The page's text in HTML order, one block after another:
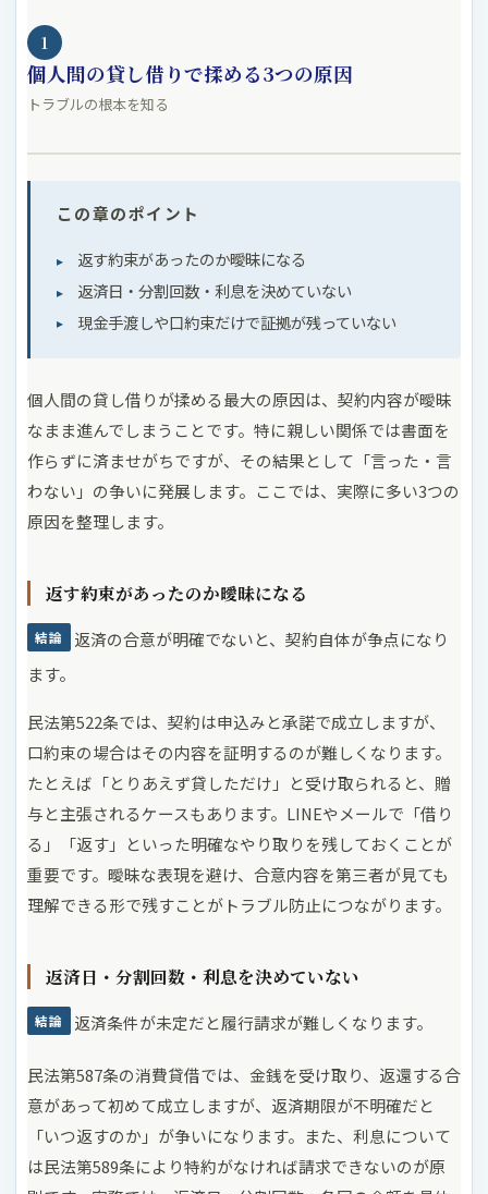
1
個人間の貸し借りで揉める3つの原因
トラブルの根本を知る
この章のポイント
返す約束があったのか曖昧になる
返済日・分割回数・利息を決めていない
現金手渡しや口約束だけで証拠が残っていない
個人間の貸し借りが揉める最大の原因は、契約内容が曖昧
なまま進んでしまうことです。特に親しい関係では書面を
作らずに済ませがちですが、その結果として「言った・言
わない」の争いに発展します。ここでは、実際に多い3つの
原因を整理します。
返す約束があったのか曖昧になる
結論
返済の合意が明確でないと、契約自体が争点になり
ます。
民法第522条では、契約は申込みと承諾で成立しますが、
口約束の場合はその内容を証明するのが難しくなります。
たとえば「とりあえず貸しただけ」と受け取られると、贈
与と主張されるケースもあります。LINEやメールで「借り
る」「返す」といった明確なやり取りを残しておくことが
重要です。曖昧な表現を避け、合意内容を第三者が見ても
理解できる形で残すことがトラブル防止につながります。
返済日・分割回数・利息を決めていない
結論 返済条件が未定だと履行請求が難しくなります。
民法第587条の消費貸借では、金銭を受け取り、返還する合
意があって初めて成立しますが、返済期限が不明確だと
「いつ返すのか」が争いになります。また、利息について
は民法第589条により特約がなければ請求できないのが原